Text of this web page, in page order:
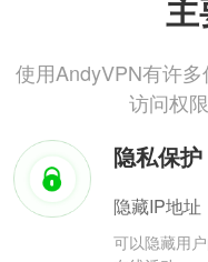
使用AndyVPN有许多
访问权
隐私保护
隐藏IP地址
可以隐藏用